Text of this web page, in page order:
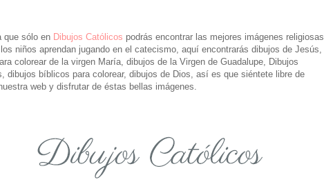
que sólo en Dibujos Católicos podrás encontrar las mejores imágenes religiosas,
niños aprendan jugando en el catecismo, aquí encontrarás dibujos de Jesús,
colorear de la virgen María, dibujos de la Virgen de Guadalupe, Dibujos
dibujos bíblicos para colorear, dibujos de Dios, así es que siéntete libre de
web y disfrutar de éstas bellas imágenes.